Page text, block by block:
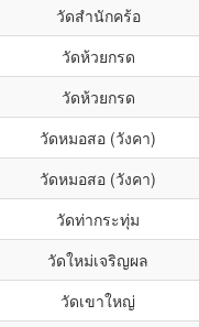
วัดสำนักคร้อ
วัดห้วยกรด
วัดห้วยกรด
วัดหมอสอ (วังคา)
วัดหมอสอ (วังคา)
วัดท่ากระทุ่ม
วัดใหม่เจริญผล
วัดเขาใหญ่